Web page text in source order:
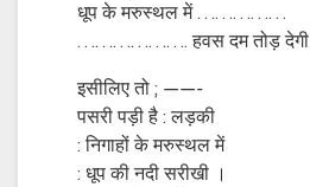
धूप के मरुस्थल में ……………
………………. हवस दम तोड़ देगी
इसीलिए तो ; ——-
पसरी पड़ी है : लड़की
: निगाहों के मरुस्थल में
: धूप की नदी सरीखी ।